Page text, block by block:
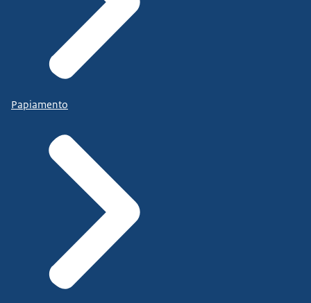
Papiamento